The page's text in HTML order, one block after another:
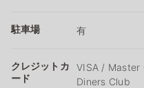
駐車場 有
クレジットカ
ード
VISA / Master
Diners Club